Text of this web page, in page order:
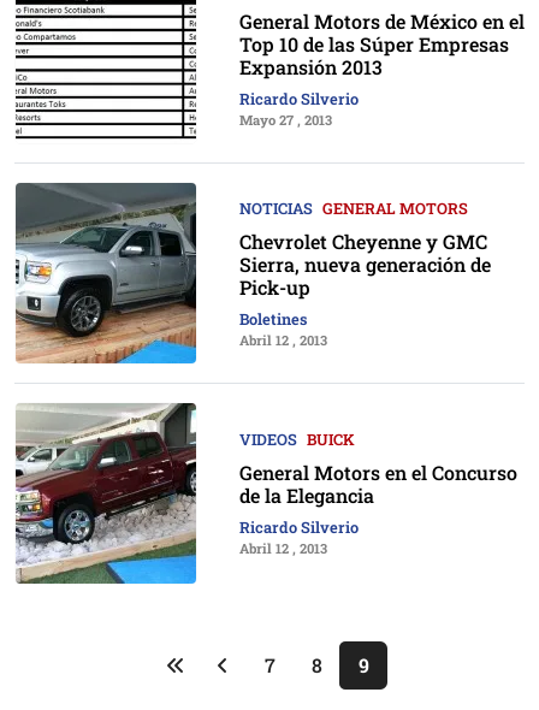
General Motors de México en el
Top 10 de las Súper Empresas
Expansión 2013
Ricardo Silverio
Mayo 27 , 2013
NOTICIAS GENERAL MOTORS
Chevrolet Cheyenne y GMC
Sierra, nueva generación de
Pick-up
Boletines
Abril 12 , 2013
VIDEOS BUICK
General Motors en el Concurso
de la Elegancia
Ricardo Silverio
Abril 12 , 2013
7 8 9